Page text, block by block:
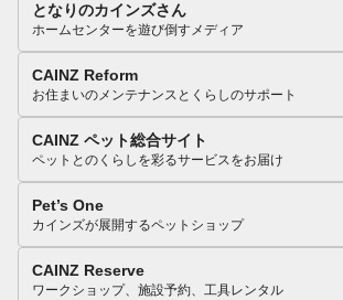
となりのカインズさん
ホームセンターを遊び倒すメディア
CAINZ Reform
お住まいのメンテナンスとくらしのサポート
CAINZ ペット総合サイト
ペットとのくらしを彩るサービスをお届け
Pet’s One
カインズが展開するペットショップ
CAINZ Reserve
ワークショップ、施設予約、工具レンタル